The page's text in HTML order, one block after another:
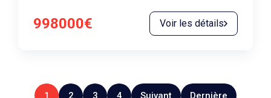
998000€ Voir les détails
1 2 3 4 Suivant Dernière